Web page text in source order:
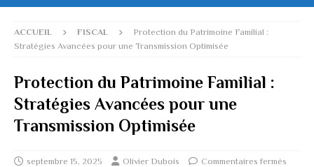
ACCUEIL FISCAL
Protection du Patrimoine Familial :
Stratégies Avancées pour une Transmission Optimisée
Protection du Patrimoine Familial :
Stratégies Avancées pour une
Transmission Optimisée
septembre 15, 2025 Olivier Dubois Commentaires fermés